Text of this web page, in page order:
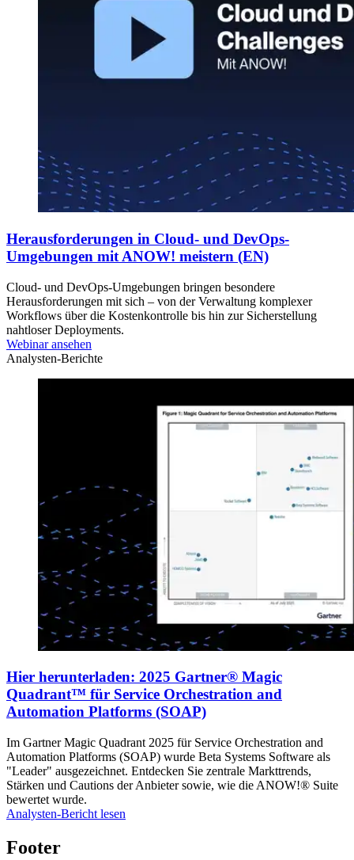
Herausforderungen in Cloud- und DevOps-
Umgebungen mit ANOW! meistern (EN)
Cloud- und DevOps-Umgebungen bringen besondere
Herausforderungen mit sich – von der Verwaltung komplexer
Workflows über die Kostenkontrolle bis hin zur Sicherstellung
nahtloser Deployments.
Webinar ansehen
Analysten-Berichte
Hier herunterladen: 2025 Gartner® Magic
Quadrant™ für Service Orchestration and
Automation Platforms (SOAP)
Im Gartner Magic Quadrant 2025 für Service Orchestration and
Automation Platforms (SOAP) wurde Beta Systems Software als
"Leader" ausgezeichnet. Entdecken Sie zentrale Markttrends,
Stärken und Cautions der Anbieter sowie, wie die ANOW!® Suite
bewertet wurde.
Analysten-Bericht lesen
Footer